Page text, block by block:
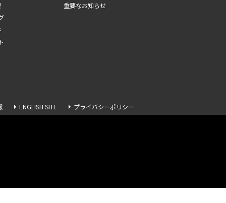
重要なお知らせ
ENGLISH SITE プライバシーポリシー